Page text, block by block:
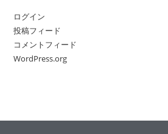
ログイン
投稿フィード
コメントフィード
WordPress.org